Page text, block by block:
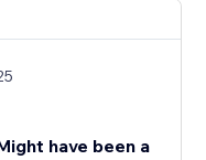
have been a